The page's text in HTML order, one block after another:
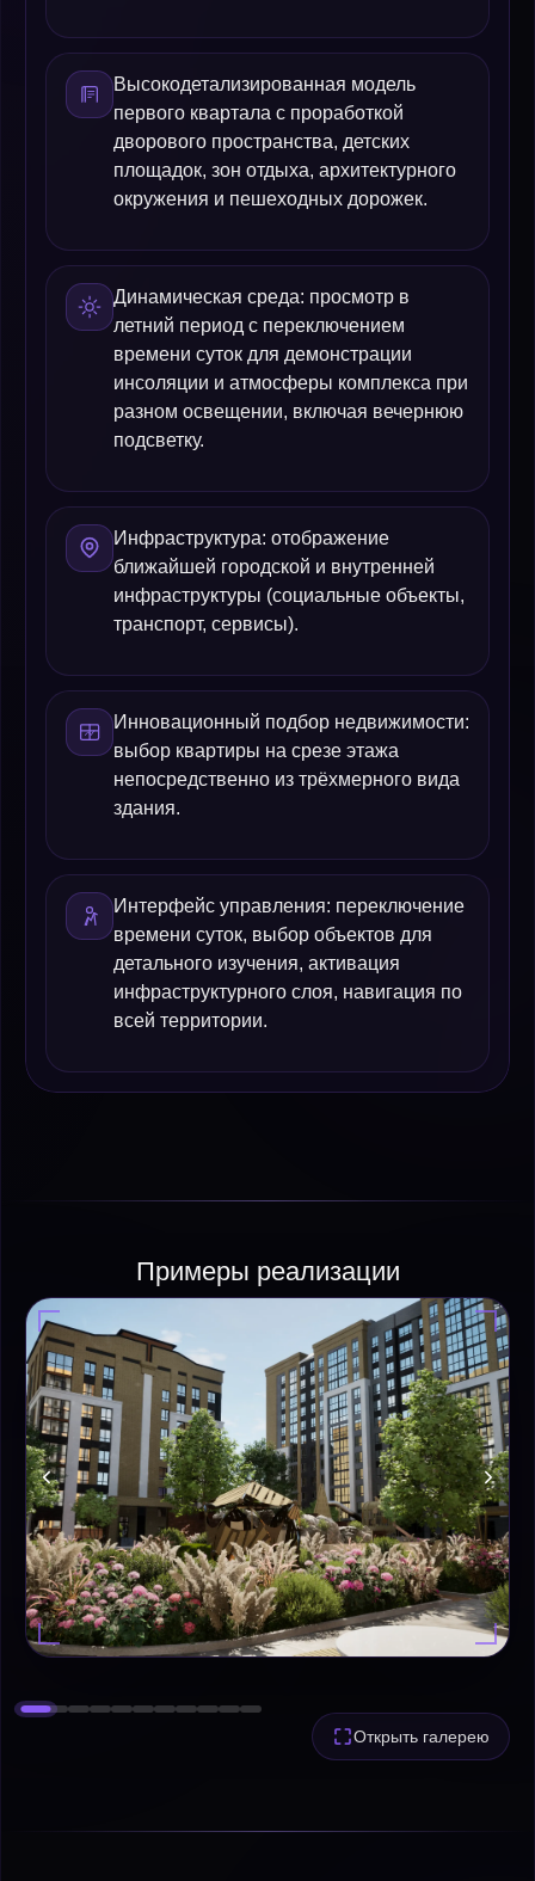
Высокодетализированная модель
первого квартала с проработкой
дворового пространства, детских
площадок, зон отдыха, архитектурного
окружения и пешеходных дорожек.
Динамическая среда: просмотр в
летний период с переключением
времени суток для демонстрации
инсоляции и атмосферы комплекса при
разном освещении, включая вечернюю
подсветку.
Инфраструктура: отображение
ближайшей городской и внутренней
инфраструктуры (социальные объекты,
транспорт, сервисы).
Инновационный подбор недвижимости:
выбор квартиры на срезе этажа
непосредственно из трёхмерного вида
здания.
Интерфейс управления: переключение
времени суток, выбор объектов для
детального изучения, активация
инфраструктурного слоя, навигация по
всей территории.
Примеры реализации
Открыть галерею